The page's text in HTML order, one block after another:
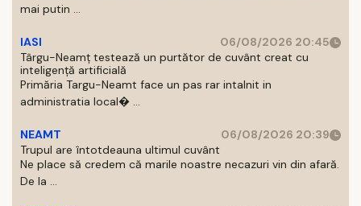
mai putin ...
IASI
06/08/2026 20:45
Târgu-Neamț testează un purtător de cuvânt creat cu
inteligență artificială
Primăria Targu-Neamt face un pas rar intalnit in
administratia local� ...
NEAMT
06/08/2026 20:39
Trupul are întotdeauna ultimul cuvânt
Ne place să credem că marile noastre necazuri vin din afară.
De la ...